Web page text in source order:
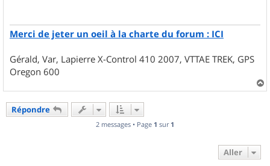
Merci de jeter un oeil à la charte du forum : ICI
Gérald, Var, Lapierre X-Control 410 2007, VTTAE TREK, GPS
Oregon 600
a
Répondre
2 messages • Page 1 sur 1
Aller